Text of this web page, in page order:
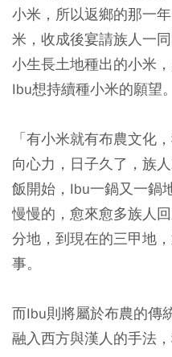
小米，所以返鄉的那一
米，收成後宴請族人一
小生長土地種出的小米
Ibu想持續種小米的願望。
「有小米就有布農文化
向心力，日子久了，族
飯開始，Ibu一鍋又一鍋
慢慢的，愈來愈多族人
分地，到現在的三甲地
事。
而Ibu則將屬於布農的傳
融入西方與漢人的手法